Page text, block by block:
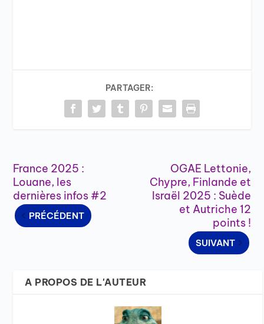
PARTAGER:
France 2025 :
Louane, les
dernières infos #2
PRÉCÉDENT
OGAE Lettonie,
Chypre, Finlande et
Israël 2025 : Suède
et Autriche 12
points !
SUIVANT
A PROPOS DE L'AUTEUR